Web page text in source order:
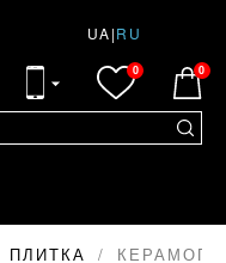
UA|RU
0 0
ПЛИТКА